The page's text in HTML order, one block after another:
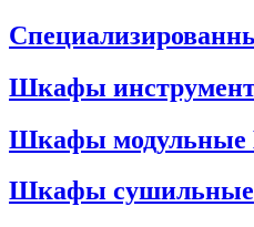
Шкафы
Шкафы модульные
Шкафы сушильные